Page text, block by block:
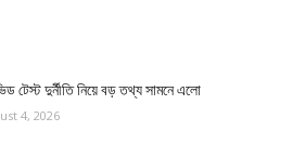
টেস্ট দুর্নীতি নিয়ে বড় তথ্য সামনে এলো
4, 2026